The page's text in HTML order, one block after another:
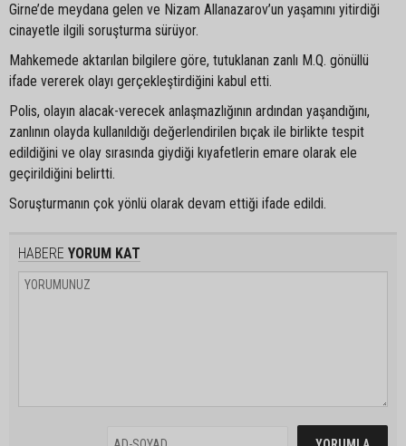
Girne’de meydana gelen ve Nizam Allanazarov’un yaşamını yitirdiği
cinayetle ilgili soruşturma sürüyor.
Mahkemede aktarılan bilgilere göre, tutuklanan zanlı M.Q. gönüllü
ifade vererek olayı gerçekleştirdiğini kabul etti.
Polis, olayın alacak-verecek anlaşmazlığının ardından yaşandığını,
zanlının olayda kullanıldığı değerlendirilen bıçak ile birlikte tespit
edildiğini ve olay sırasında giydiği kıyafetlerin emare olarak ele
geçirildiğini belirtti.
Soruşturmanın çok yönlü olarak devam ettiği ifade edildi.
HABERE YORUM KAT